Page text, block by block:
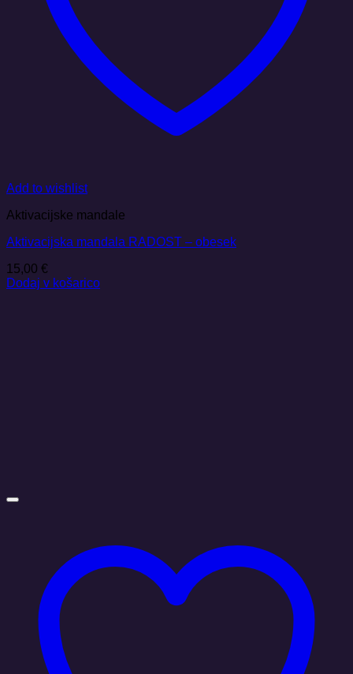
Add to wishlist
Aktivacijske mandale
Aktivacijska mandala RADOST – obesek
15,00 €
Dodaj v košarico